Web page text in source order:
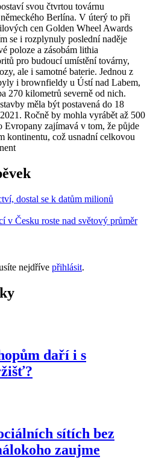
svou čtvrtou továrnu
Berlína. V úterý to při
cen Golden Wheel Awards
se i rozplynuly poslední naděje
poloze a zásobám lithia
pro budoucí umístění továrny,
ale i samotné baterie. Jednou z
i brownfieldy u Ústí nad Labem,
270 kilometrů severně od nich.
měla být postavená do 18
Ročně by mohla vyrábět až 500
zajímavá v tom, že půjde
kontinentu, což usnadní celkovou
dostal se k datům milionů
v Česku roste nad světový průměr
nejdříve přihlásit.
daří i s
sítích bez
zaujme